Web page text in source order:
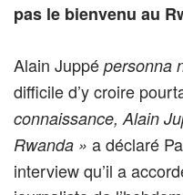
pas le bienvenu au
Alain Juppé personna
difficile d’y croire
connaissance, Alain
Rwanda » a déclaré
interview qu’il a